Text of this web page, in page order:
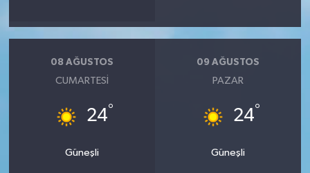
08 AĞUSTOS
CUMARTESI
24°
Güneşli
09 AĞUSTOS
PAZAR
24°
Güneşli